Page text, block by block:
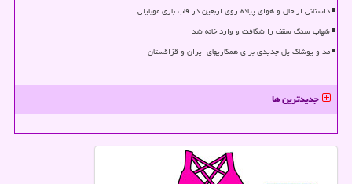
داستانی از حال و هوای پیاده روی اربعین در قاب بازی موبایلی
شهاب سنگ سقف را شکافت و وارد خانه شد
مد و پوشاک پل جدیدی برای همکاریهای ایران و قزاقستان
جدیدترین ها